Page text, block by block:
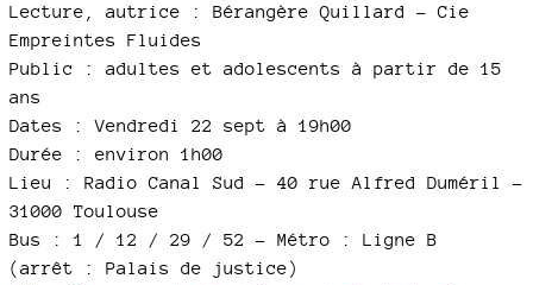
Lecture, autrice : Bérangère Quillard - Cie
Empreintes Fluides
Public : adultes et adolescents à partir de 15
ans
Dates : Vendredi 22 sept à 19h00
Durée : environ 1h00
Lieu : Radio Canal Sud - 40 rue Alfred Duméril -
31000 Toulouse
Bus : 1 / 12 / 29 / 52 - Métro : Ligne B
(arrêt : Palais de justice)